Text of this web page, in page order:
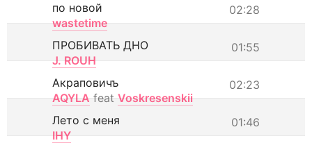
02:28
по новой
wastetime
01:55
ПРОБИВАТЬ ДНО
J. ROUH
02:23
Акраповичъ
AQYLA feat Voskresenskii
01:46
Лето с меня
IHY